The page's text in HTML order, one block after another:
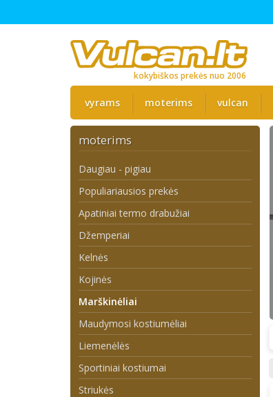
kokybiškos prekės nuo 2006
vyrams moterims vulcan
moterims
Daugiau - pigiau
Populiariausios prekės
Apatiniai termo drabužiai
Džemperiai
Kelnės
Kojinės
Marškinėliai
Maudymosi kostiumėliai
Liemenėlės
Sportiniai kostiumai
Striukės